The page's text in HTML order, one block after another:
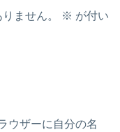
ません。 ※ が付い
ウザーに自分の名